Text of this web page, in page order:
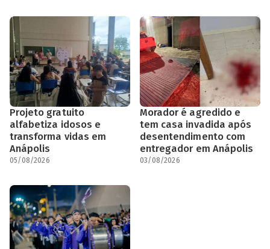
Projeto gratuito
alfabetiza idosos e
transforma vidas em
Anápolis
05/08/2026
Morador é agredido e
tem casa invadida após
desentendimento com
entregador em Anápolis
03/08/2026